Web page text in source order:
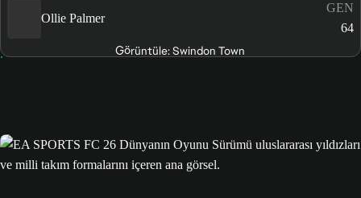
Ollie Palmer
GEN
64
Görüntüle: Swindon Town